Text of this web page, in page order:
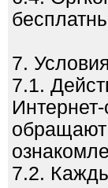
7.
7.1.
обращают
7.2.